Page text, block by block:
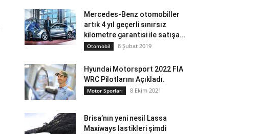
Mercedes-Benz otomobiller
artık 4 yıl geçerli sınırsız
kilometre garantisi ile satışa...
Otomobil 8 Şubat 2019
Hyundai Motorsport 2022 FIA
WRC Pilotlarını Açıkladı.
Motor Sporları 8 Ekim 2021
Brisa’nın yeni nesil Lassa
Maxiways lastikleri şimdi